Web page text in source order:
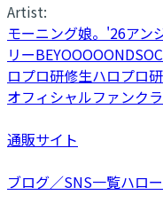
Artist:
モーニング娘。'26アン
リーBEYOOOOONDS
ロプロ研修生ハロプロ
オフィシャルファンク
通販サイト
ブログ／SNS一覧ハロ